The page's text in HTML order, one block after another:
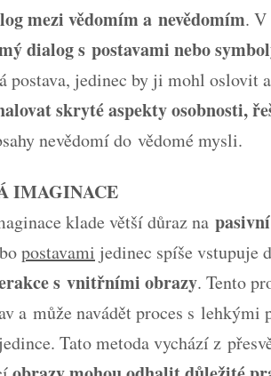
mezi vědomím a nevědomím. V
dialog s postavami nebo
postava, jedinec by ji mohl oslovit
skryté aspekty osobnosti,
nevědomí do vědomé mysli.
IMAGINACE
klade větší důraz na
postavami jedinec spíše vstupuje
s vnitřními obrazy. Tento
a může navádět proces s
Tato metoda vychází z